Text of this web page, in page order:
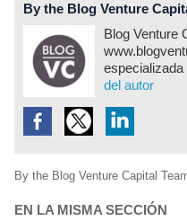
By the Blog Venture
Blog Venture
especializada
del autor
By the Blog Venture Capital
EN LA MISMA SECCIÓN